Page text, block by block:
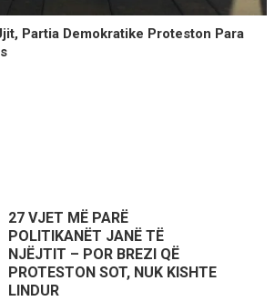
Partia Demokratike Proteston Para
27 VJET MË PARË
POLITIKANËT JANË TË
NJËJTIT – POR BREZI QË
PROTESTON SOT, NUK KISHTE
LINDUR